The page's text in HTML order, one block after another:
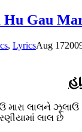
Gau
, LyricsAug 17
મારા લાલને ઝૂલાઉં
લાલ છે